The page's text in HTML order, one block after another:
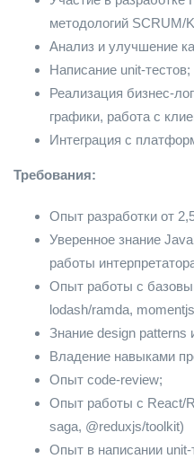
методологий SCRUM/
Анализ и улучшение
Написание unit-тестов;
Реализация бизнес-
графики, работа с
Интеграция с
Требования:
Опыт разработки от
Уверенное знание
работы
Опыт работы с
lodash/ramda,
Знание design patterns
Владение навыками
Опыт code-review;
Опыт работы с React/
saga, @reduxjs/toolkit)
Опыт в написании unit-